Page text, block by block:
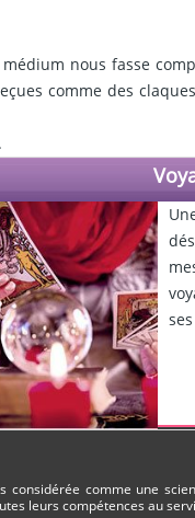
nous fasse
comme des
comme une
leurs compétences au